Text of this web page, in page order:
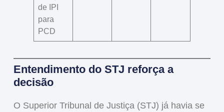
de IPI
para
PCD
Entendimento do STJ reforça a
decisão
O Superior Tribunal de Justiça (STJ) já havia se